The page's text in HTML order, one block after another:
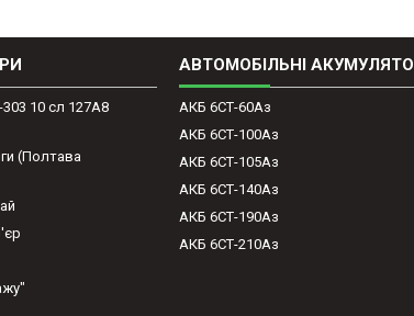
10 сл 127A8
(Полтава
АВТОМОБІЛЬНІ
АКБ 6СТ-60Аз
АКБ 6СТ-100Аз
АКБ 6СТ-105Аз
АКБ 6СТ-140Аз
АКБ 6СТ-190Аз
АКБ 6СТ-210Аз